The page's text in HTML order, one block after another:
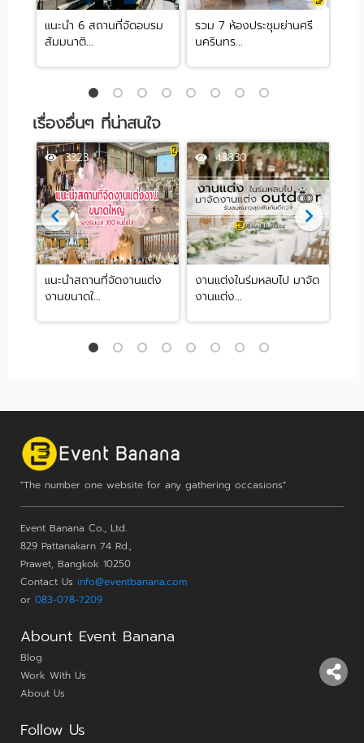
แนะนำ 6 สถานที่จัดอบรม
สัมมนาติ...
รวม 7 ห้องประชุมย่านศรี
นครินทร...
เรื่องอื่นๆ ที่น่าสนใจ
3323
แนะนำสถานที่จัดงานแต่ง
งานขนาดใ...
43830
งานแต่งในร่มหลบไป มาจัด
งานแต่ง...
"The number one website for any gathering occasions"
Event Banana Co., Ltd.
829 Pattanakarn 74 Rd.,
Prawet, Bangkok 10250
Contact Us info@eventbanana.com
or 083-078-7209
Abount Event Banana
Blog
Work With Us
About Us
Follow Us